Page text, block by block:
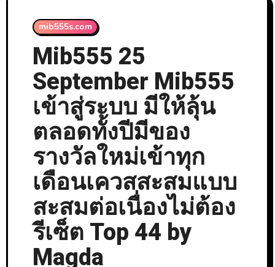
mib555s.com
Mib555 25
September Mib555
เข้าสู่ระบบ มีให้ลุ้น
ตลอดทั้งปีมีของ
รางวัลใหม่เข้าทุก
เดือนเควสสะสมแบบ
สะสมต่อเนื่องไม่ต้อง
รีเซ็ต Top 44 by
Magda